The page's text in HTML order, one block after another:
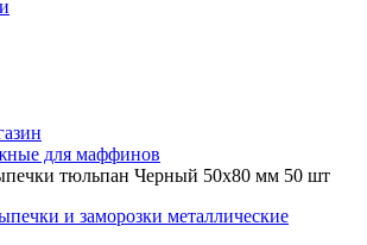
для маффинов
тюльпан Черный 50x80 мм 50 шт
и заморозки металлические